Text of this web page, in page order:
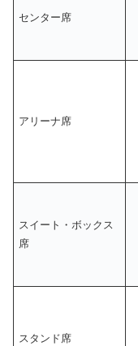
センター席
アリーナ席
スイート・ボックス
席
スタンド席